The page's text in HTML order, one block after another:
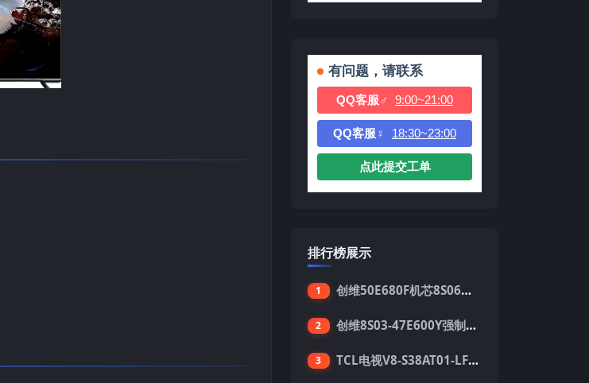
有问题，请联系
QQ客服♂ 9:00~21:00
QQ客服♀ 18:30~23:00
点此提交工单
排行榜展示
1 创维50E680F机芯8S06强制升级刷机包
2 创维8S03-47E600Y强制升级软件刷机电视固件包
3 TCL电视V8-S38AT01-LF1V123版本强刷电视固件包下载